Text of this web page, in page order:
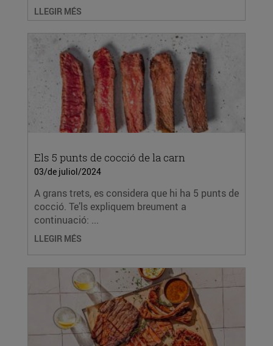
LLEGIR MÉS
Els 5 punts de cocció de la carn
03/de juliol/2024
A grans trets, es considera que hi ha 5 punts de
cocció. Te’ls expliquem breument a
continuació: ...
LLEGIR MÉS